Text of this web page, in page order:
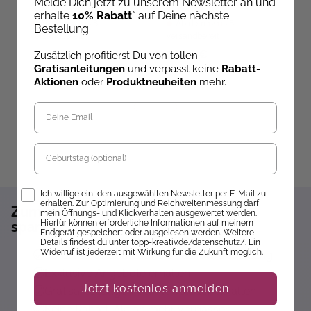
Ab dem 12.11.26
versandbereit
14,99 € 12,99 €
Zum Newsletter anmelden und 10%
sparen!*
Sofort 10% Rabatt auf die nächste Bestellung
Exklusive Angebote erhalten
Gratisanleitungen per Newsletter erhalten
erhalte 10% Rabatt* auf Deine nächste
Bestellung.
Zusätzlich profitierst Du von tollen
Gratisanleitungen und verpasst keine Rabatt-
Aktionen oder Produktneuheiten mehr.
Geburtstag
Opt-InIch willige ein, den ausgewählten Newsletter per E-Mail zu
erhalten. Zur Optimierung und Reichweitenmessung darf
mein Öffnungs- und Klickverhalten ausgewertet werden.
Hierfür können erforderliche Informationen auf meinem
Endgerät gespeichert oder ausgelesen werden. Weitere
Details findest du unter topp-kreativ.de/datenschutz/. Ein
Widerruf ist jederzeit mit Wirkung für die Zukunft möglich.
Jetzt kostenlos anmelden